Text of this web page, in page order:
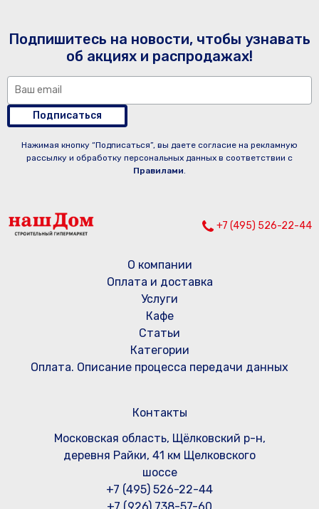
Подпишитесь на новости, чтобы узнавать
об акциях и распродажах!
Подписаться
Нажимая кнопку “Подписаться”, вы даете согласие на рекламную
рассылку и обработку персональных данных в соответствии с
Правилами.
+7 (495) 526-22-44
О компании
Оплата и доставка
Услуги
Кафе
Статьи
Категории
Оплата. Описание процесса передачи данных
Контакты
Московская область, Щёлковский р-н,
деревня Райки, 41 км Щелковского
шоссе
+7 (495) 526-22-44